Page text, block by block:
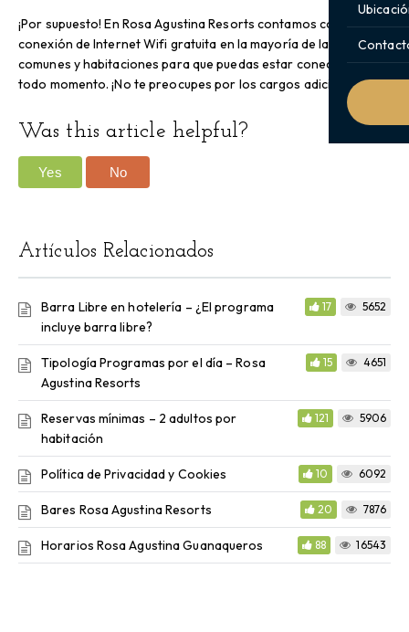
¡Por supuesto! En Rosa Agustina Resorts contamos con
conexión de Internet Wifi gratuita en la mayoría de las áreas
comunes y habitaciones para que puedas estar conectado en
todo momento. ¡No te preocupes por los cargos adicionales!
Was this article helpful?
Yes No
Artículos Relacionados
Barra Libre en hotelería – ¿El programa
incluye barra libre?
17 5652
Tipología Programas por el día – Rosa
Agustina Resorts
15 4651
Reservas mínimas – 2 adultos por
habitación
121 5906
Política de Privacidad y Cookies 10 6092
Bares Rosa Agustina Resorts 20 7876
Horarios Rosa Agustina Guanaqueros 88 16543